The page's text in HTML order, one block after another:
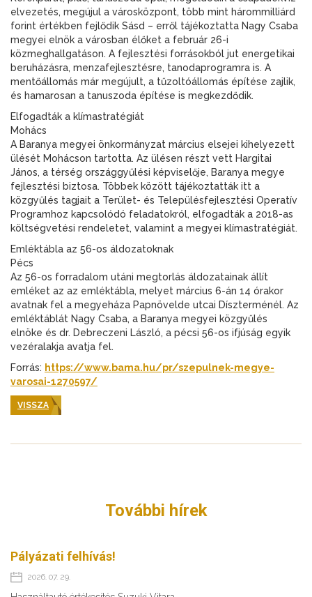
elvezetés, megújul a városközpont, több mint hárommilliárd
forint értékben fejlődik Sásd – erről tájékoztatta Nagy Csaba
megyei elnök a városban élőket a február 26-i
közmeghallgatáson. A fejlesztési forrásokból jut energetikai
beruházásra, menzafejlesztésre, tanodaprogramra is. A
mentőállomás már megújult, a tűzoltóállomás építése zajlik,
és hamarosan a tanuszoda építése is megkezdődik.
Elfogadták a klímastratégiát
Mohács
A Baranya megyei önkormányzat március elsejei kihelyezett
ülését Mohácson tartotta. Az ülésen részt vett Hargitai
János, a térség országgyűlési képviselője, Baranya megye
fejlesztési biztosa. Többek között tájékoztatták itt a
közgyűlés tagjait a Terület- és Településfejlesztési Operatív
Programhoz kapcsolódó feladatokról, elfogadták a 2018-as
költségvetési rendeletet, valamint a megyei klímastratégiát.
Emléktábla az 56-os áldozatoknak
Pécs
Az 56-os forradalom utáni megtorlás áldozatainak állít
emléket az az emléktábla, melyet március 6-án 14 órakor
avatnak fel a megyeháza Papnövelde utcai Díszterménél. Az
emléktáblát Nagy Csaba, a Baranya megyei közgyűlés
elnöke és dr. Debreczeni László, a pécsi 56-os ifjúság egyik
vezéralakja avatja fel.
Forrás: https://www.bama.hu/pr/szepulnek-megye-
varosai-1270597/
VISSZA
További hírek
Pályázati felhívás!
2026. 07. 29.